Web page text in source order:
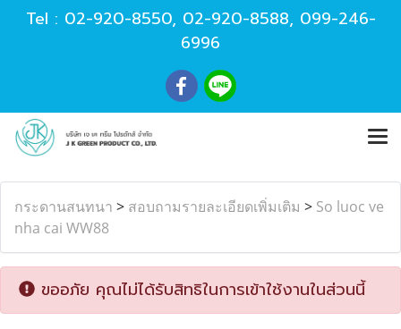
Tel : 02-920-8550, 02-920-8588, 099-246-
6996
กระดานสนทนา > สอบถามรายละเอียดเพิ่มเติม > So luoc ve
nha cai WW88
ขออภัย คุณไม่ได้รับสิทธิในการเข้าใช้งานในส่วนนี้